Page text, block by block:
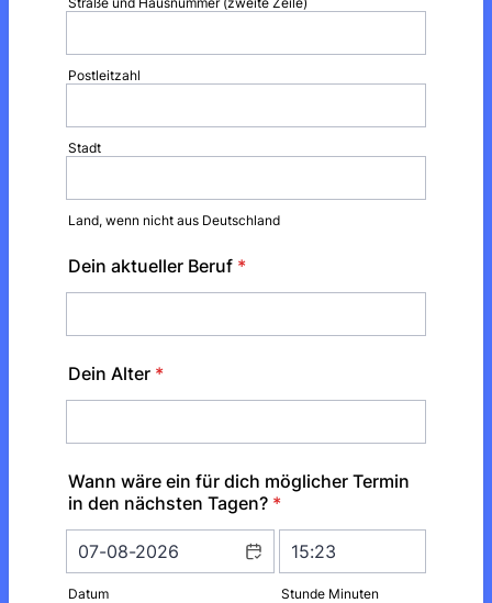
Postleitzahl
Stadt
Land, wenn nicht aus Deutschland
Dein aktueller Beruf *
Dein Alter *
Wann wäre ein für dich möglicher Termin
in den nächsten Tagen? *
Datum Stunde Minuten